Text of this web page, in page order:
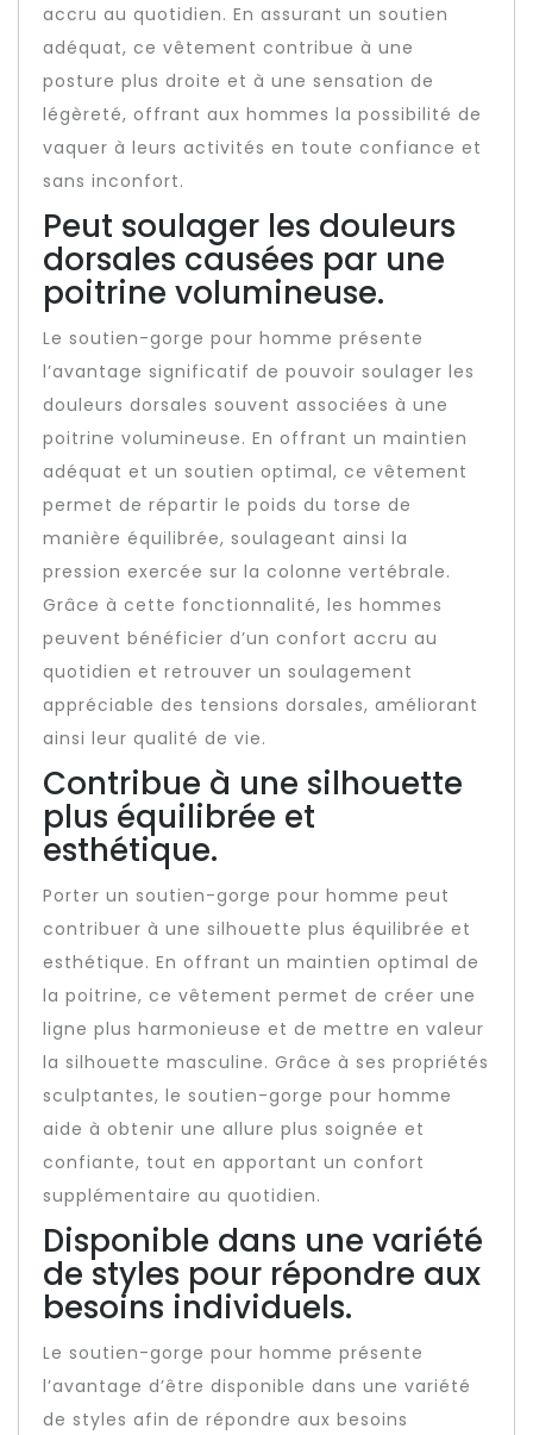
accru au quotidien. En assurant un soutien
adéquat, ce vêtement contribue à une
posture plus droite et à une sensation de
légèreté, offrant aux hommes la possibilité de
vaquer à leurs activités en toute confiance et
sans inconfort.
Peut soulager les douleurs
dorsales causées par une
poitrine volumineuse.
Le soutien-gorge pour homme présente
l’avantage significatif de pouvoir soulager les
douleurs dorsales souvent associées à une
poitrine volumineuse. En offrant un maintien
adéquat et un soutien optimal, ce vêtement
permet de répartir le poids du torse de
manière équilibrée, soulageant ainsi la
pression exercée sur la colonne vertébrale.
Grâce à cette fonctionnalité, les hommes
peuvent bénéficier d’un confort accru au
quotidien et retrouver un soulagement
appréciable des tensions dorsales, améliorant
ainsi leur qualité de vie.
Contribue à une silhouette
plus équilibrée et
esthétique.
Porter un soutien-gorge pour homme peut
contribuer à une silhouette plus équilibrée et
esthétique. En offrant un maintien optimal de
la poitrine, ce vêtement permet de créer une
ligne plus harmonieuse et de mettre en valeur
la silhouette masculine. Grâce à ses propriétés
sculptantes, le soutien-gorge pour homme
aide à obtenir une allure plus soignée et
confiante, tout en apportant un confort
supplémentaire au quotidien.
Disponible dans une variété
de styles pour répondre aux
besoins individuels.
Le soutien-gorge pour homme présente
l’avantage d’être disponible dans une variété
de styles afin de répondre aux besoins